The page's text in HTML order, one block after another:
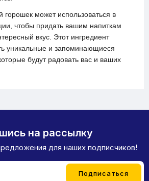
горошек может использоваться в
чтобы придать вашим напиткам
вкус. Этот ингредиент
уникальные и запоминающиеся
будут радовать вас и ваших
на рассылку
для наших подписчиков!